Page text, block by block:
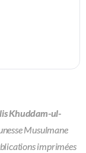
Khuddam-ul-
Musulmane
imprimées